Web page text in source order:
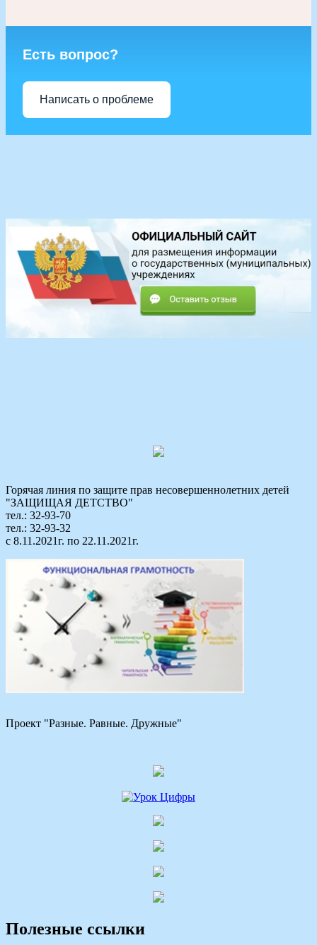
Есть вопрос?
Написать о проблеме
Горячая линия по защите прав несовершеннолетних детей
"ЗАЩИЩАЯ ДЕТСТВО"
тел.: 32-93-70
тел.: 32-93-32
с 8.11.2021г. по 22.11.2021г.
Проект "Разные. Равные. Дружные"
Полезные ссылки